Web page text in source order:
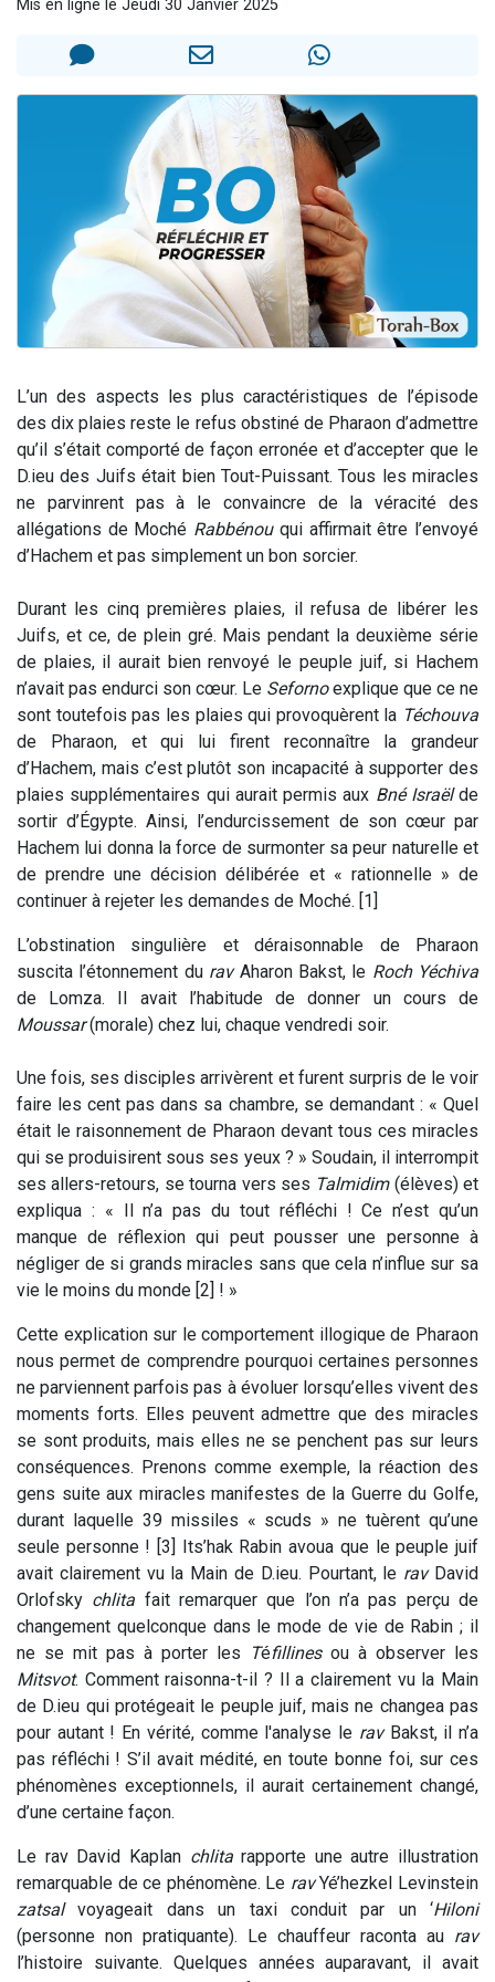
2 nouvelles musiques dans Torah-Box Music
Mis en ligne le Jeudi 30 Janvier 2025
L’un des aspects les plus caractéristiques de l’épisode
des dix plaies reste le refus obstiné de Pharaon d’admettre
qu’il s’était comporté de façon erronée et d’accepter que le
D.ieu des Juifs était bien Tout-Puissant. Tous les miracles
ne parvinrent pas à le convaincre de la véracité des
allégations de Moché Rabbénouqui affirmait être l’envoyé
d’Hachem et pas simplement un bon sorcier.
Durant les cinq premières plaies, il refusa de libérer les
Juifs, et ce, de plein gré. Mais pendant la deuxième série
de plaies, il aurait bien renvoyé le peuple juif, si Hachem
n’avait pas endurci son cœur. Le Sefornoexplique que ce ne
sont toutefois pas les plaies qui provoquèrent la Téchouva
de Pharaon, et qui lui firent reconnaître la grandeur
d’Hachem, mais c’est plutôt son incapacité à supporter des
plaies supplémentaires qui aurait permis aux Bné Israëlde
sortir d’Égypte. Ainsi, l’endurcissement de son cœur par
Hachem lui donna la force de surmonter sa peur naturelle et
de prendre une décision délibérée et « rationnelle » de
continuer à rejeter les demandes de Moché. [1]
L’obstination singulière et déraisonnable de Pharaon
suscita l’étonnement du ravAharon Bakst, le Roch Yéchiva
de Lomza. Il avait l’habitude de donner un cours de
Moussar(morale) chez lui, chaque vendredi soir.
Une fois, ses disciples arrivèrent et furent surpris de le voir
faire les cent pas dans sa chambre, se demandant : « Quel
était le raisonnement de Pharaon devant tous ces miracles
qui se produisirent sous ses yeux ? » Soudain, il interrompit
ses allers-retours, se tourna vers ses Talmidim(élèves) et
expliqua : « Il n’a pas du tout réfléchi ! Ce n’est qu’un
manque de réflexion qui peut pousser une personne à
négliger de si grands miracles sans que cela n’influe sur sa
vie le moins du monde [2] ! »
Cette explication sur le comportement illogique de Pharaon
nous permet de comprendre pourquoi certaines personnes
ne parviennent parfois pas à évoluer lorsqu’elles vivent des
moments forts. Elles peuvent admettre que des miracles
se sont produits, mais elles ne se penchent pas sur leurs
conséquences. Prenons comme exemple, la réaction des
gens suite aux miracles manifestes de la Guerre du Golfe,
durant laquelle 39 missiles « scuds » ne tuèrent qu’une
seule personne ! [3] Its’hak Rabin avoua que le peuple juif
avait clairement vu la Main de D.ieu. Pourtant, le ravDavid
Orlofsky chlita fait remarquer que l’on n’a pas perçu de
changement quelconque dans le mode de vie de Rabin ; il
ne se mit pas à porter les
Téfillinesou à observer les
Mitsvot. Comment raisonna-t-il ? Il a clairement vu la Main
de D.ieu qui protégeait le peuple juif, mais ne changea pas
pour autant ! En vérité, comme l'analyse le ravBakst, il n’a
pas réfléchi ! S’il avait médité, en toute bonne foi, sur ces
phénomènes exceptionnels, il aurait certainement changé,
d’une certaine façon.
Le rav David Kaplan chlitarapporte une autre illustration
remarquable de ce phénomène. Le ravYé’hezkel Levinstein
zatsalvoyageait dans un taxi conduit par un ‘Hiloni
(personne non pratiquante). Le chauffeur raconta au rav
l’histoire suivante. Quelques années auparavant, il avait